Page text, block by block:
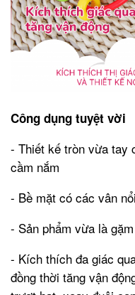
Công dụng tuyệt vời
- Thiết kế tròn vừa tay
cầm nắm
- Bề mặt có các vân
- Sản phẩm vừa là
- Kích thích đa giác
đồng thời tăng vận